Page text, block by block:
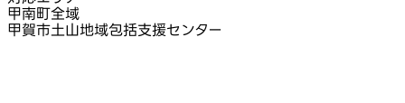
甲南町全域
甲賀市土山地域包括支援センター